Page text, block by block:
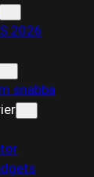
2026
snabba